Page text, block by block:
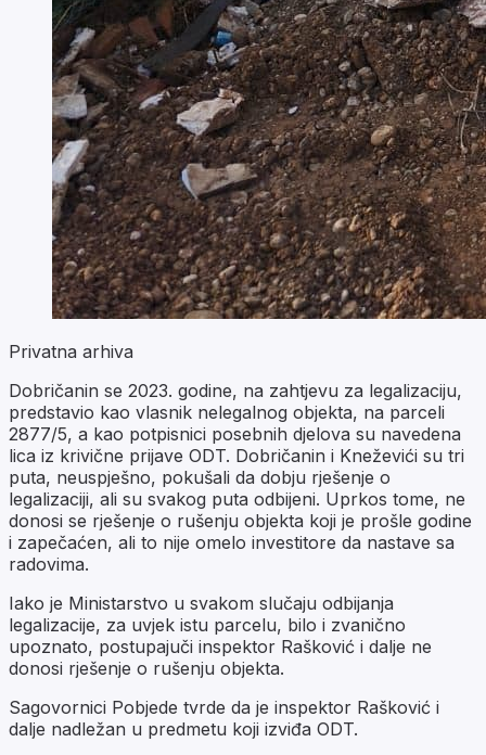
Privatna arhiva
Dobričanin se 2023. godine, na zahtjevu za legalizaciju,
predstavio kao vlasnik nelegalnog objekta, na parceli
2877/5, a kao potpisnici posebnih djelova su navedena
lica iz krivične prijave ODT. Dobričanin i Kneževići su tri
puta, neuspješno, pokušali da dobju rješenje o
legalizaciji, ali su svakog puta odbijeni. Uprkos tome, ne
donosi se rješenje o rušenju objekta koji je prošle godine
i zapečaćen, ali to nije omelo investitore da nastave sa
radovima.
Iako je Ministarstvo u svakom slučaju odbijanja
legalizacije, za uvjek istu parcelu, bilo i zvanično
upoznato, postupajuči inspektor Rašković i dalje ne
donosi rješenje o rušenju objekta.
Sagovornici Pobjede tvrde da je inspektor Rašković i
dalje nadležan u predmetu koji izviđa ODT.